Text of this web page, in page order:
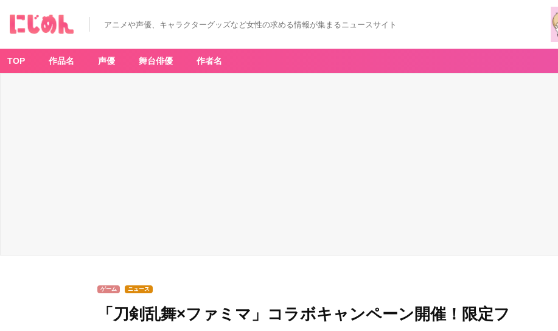
アニメや声優、キャラクターグッズなど女性の求める情報が集まるニュースサイト
TOP 作品名 声優 舞台俳優 作者名
ゲーム ニュース
「刀剣乱舞×ファミマ」コラボキャンペーン開催！限定フ